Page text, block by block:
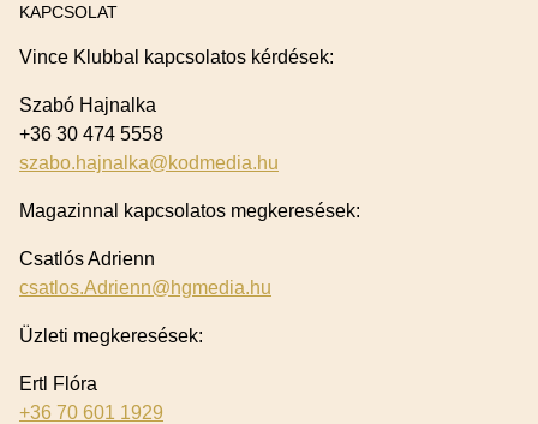
KAPCSOLAT
Vince Klubbal kapcsolatos kérdések:
Szabó Hajnalka
+36 30 474 5558
szabo.hajnalka@kodmedia.hu
Magazinnal kapcsolatos megkeresések:
Csatlós Adrienn
csatlos.Adrienn@hgmedia.hu
Üzleti megkeresések:
Ertl Flóra
+36 70 601 1929